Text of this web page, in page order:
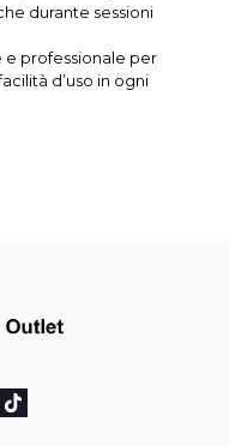
durante sessioni
e professionale per
d’uso in ogni